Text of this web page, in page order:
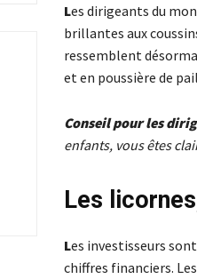
Les dirigeants du
brillantes aux
ressemblent
et en poussière de
Conseil pour les
enfants, vous êtes
Les
Les investisseurs
chiffres financiers.